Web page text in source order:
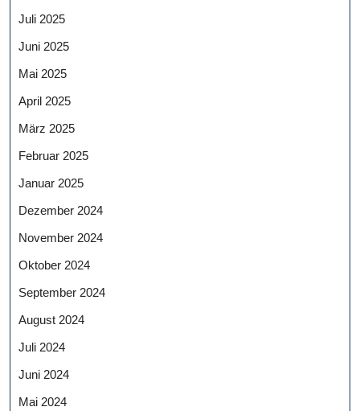
Juli 2025
Juni 2025
Mai 2025
April 2025
März 2025
Februar 2025
Januar 2025
Dezember 2024
November 2024
Oktober 2024
September 2024
August 2024
Juli 2024
Juni 2024
Mai 2024